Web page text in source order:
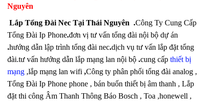
Nguyên
Lắp Tổng Đài Nec Tại Thái Nguyên .Công Ty Cung Cấp
Tổng Đài Ip Phone.đơn vị tư vấn tổng đài nội bộ dự án
.hướng dẫn lập trình tổng đài nec.dịch vụ tư vấn lắp đặt tổng
đài.tư vấn hướng dẫn lắp mạng lan nội bộ .cung cấp thiết bị
mạng ,lắp mạng lan wifi ,Công ty phân phối tổng đài analog ,
Tổng Đài Ip Phone phone , bán buốn thiết bị âm thanh , Lắp
đặt thi công Âm Thanh Thông Báo Bosch , Toa ,honewell ,